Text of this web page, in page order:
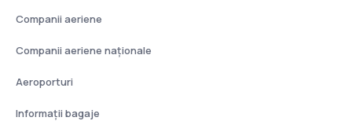
Companii aeriene
Companii aeriene naţionale
Aeroporturi
Informații bagaje